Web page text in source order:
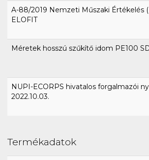
A-88/2019 Nemzeti Műszaki Értékelés
ELOFIT
Méretek hosszú szűkítő idom PE100
NUPI-ECORPS hivatalos forgalmazói
2022.10.03.
Termékadatok